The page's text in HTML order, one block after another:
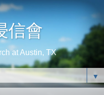
信會
at Austin, TX
▼